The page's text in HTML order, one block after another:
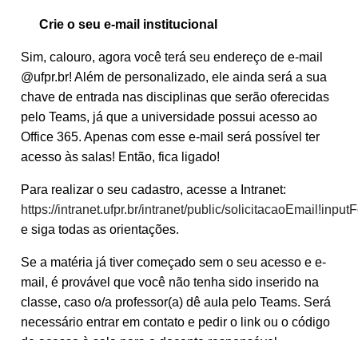
Crie o seu e-mail institucional
Sim, calouro, agora você terá seu endereço de e-mail
@ufpr.br! Além de personalizado, ele ainda será a sua
chave de entrada nas disciplinas que serão oferecidas
pelo Teams, já que a universidade possui acesso ao
Office 365. Apenas com esse e-mail será possível ter
acesso às salas! Então, fica ligado!
Para realizar o seu cadastro, acesse a Intranet:
https://intranet.ufpr.br/intranet/public/
e siga todas as orientações.
Se a matéria já tiver começado sem o seu acesso e e-
mail, é provável que você não tenha sido inserido na
classe, caso o/a professor(a) dê aula pelo Teams. Será
necessário entrar em contato e pedir o link ou o código